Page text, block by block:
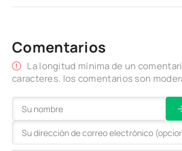
Comentarios
La longitud mínima de un
caracteres. los comentarios son